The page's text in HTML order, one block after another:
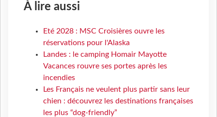
À lire aussi
Eté 2028 : MSC Croisières ouvre les
réservations pour l'Alaska
Landes : le camping Homair Mayotte
Vacances rouvre ses portes après les
incendies
Les Français ne veulent plus partir sans leur
chien : découvrez les destinations françaises
les plus “dog-friendly”